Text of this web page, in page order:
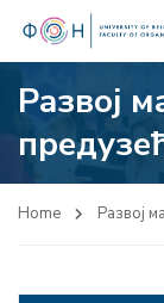
Развој
Home Развој